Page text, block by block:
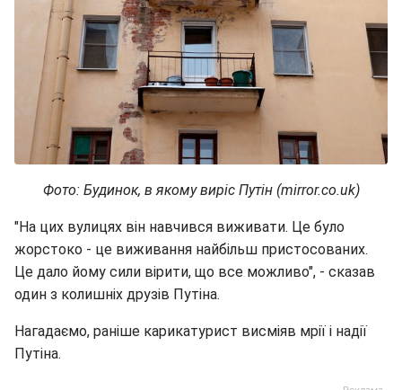
Фото: Будинок, в якому виріс Путін (mirror.co.uk)
"На цих вулицях він навчився виживати. Це було
жорстоко - це виживання найбільш пристосованих.
Це дало йому сили вірити, що все можливо", - сказав
один з колишніх друзів Путіна.
Нагадаємо, раніше карикатурист висміяв мрії і надії
Путіна.